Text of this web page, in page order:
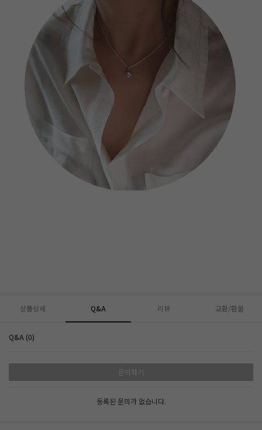
상품상세 Q&A 리뷰 교환/환불
Q&A (0)
문의하기
등록된 문의가 없습니다.